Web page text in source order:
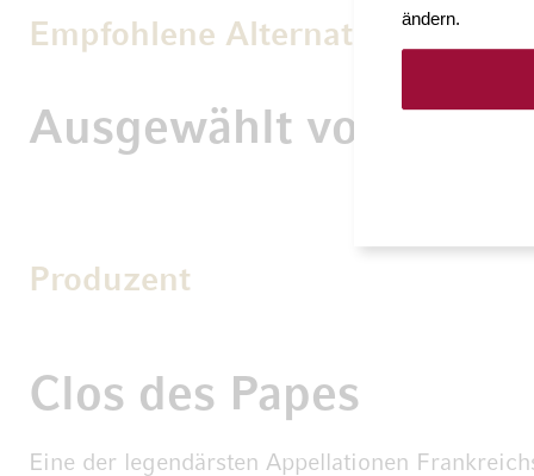
ändern.
Empfohlene Alternativen
Ausgewählt von
Produzent
Clos des Papes
Eine der legendärsten Appellationen